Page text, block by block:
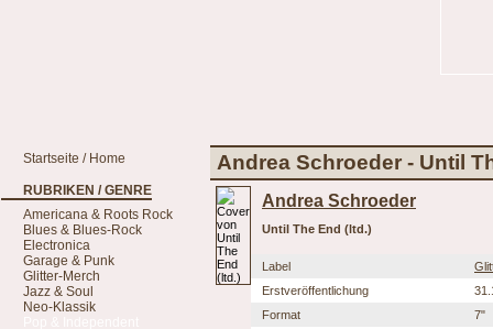
Startseite / Home
RUBRIKEN / GENRE
Americana & Roots Rock
Blues & Blues-Rock
Electronica
Garage & Punk
Glitter-Merch
Jazz & Soul
Neo-Klassik
Andrea Schroeder - Until
Andrea Schroeder
Until The End (ltd.)
Label
Erstveröffentlichung
Format
7"